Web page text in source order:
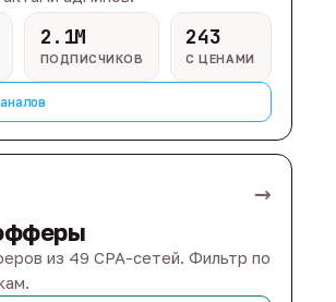
2.1M
ПОДПИСЧИКОВ
243
С ЦЕНАМИ
→
из 49 CPA-сетей. Фильтр по